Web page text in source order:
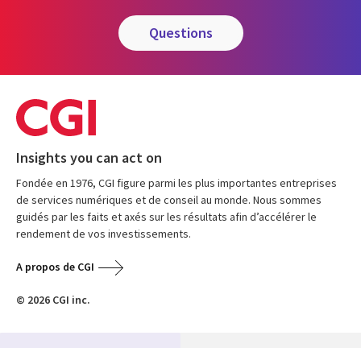
questions
Insights you can act on
Fondée en 1976, CGI figure parmi les plus importantes entreprises
de services numériques et de conseil au monde. Nous sommes
guidés par les faits et axés sur les résultats afin d’accélérer le
rendement de vos investissements.
A propos de CGI
© 2026 CGI inc.